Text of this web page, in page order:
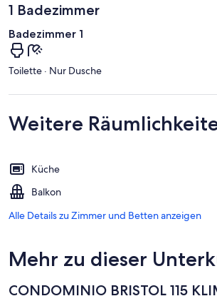
1 Badezimmer
Badezimmer 1
Toilette · Nur Dusche
Weitere
Küche
Balkon
Alle Details zu Zimmer und Betten anzeigen
Mehr zu dieser
CONDOMINIO BRISTOL 115